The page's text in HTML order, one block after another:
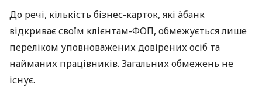
До речі, кількість бізнес-карток, які àбанк
відкриває своїм клієнтам-ФОП, обмежується лише
переліком уповноважених довірених осіб та
найманих працівників. Загальних обмежень не
існує.